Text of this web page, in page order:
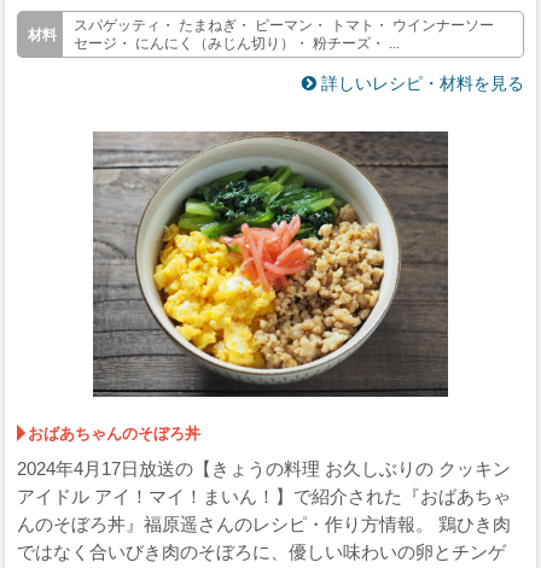
スパゲッティ・ たまねぎ・ ピーマン・ トマト・ ウインナーソー
セージ・ にんにく（みじん切り）・ 粉チーズ・ ...
詳しいレシピ・材料を見る
おばあちゃんのそぼろ丼
2024年4月17日放送の【きょうの料理 お久しぶりの クッキン
アイドル アイ！マイ！まいん！】で紹介された『おばあちゃ
んのそぼろ丼』福原遥さんのレシピ・作り方情報。 鶏ひき肉
ではなく合いびき肉のそぼろに、優しい味わいの卵とチンゲ